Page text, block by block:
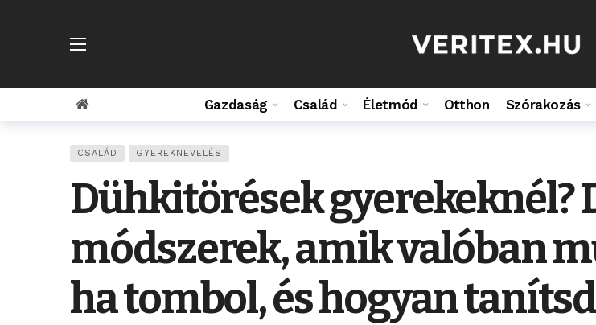
Gazdaság Család Életmód Otthon Szórakozás
CSALÁD GYEREKNEVELÉS
Dühkitörések gyerekeknél?
módszerek, amik valóban
ha tombol, és hogyan